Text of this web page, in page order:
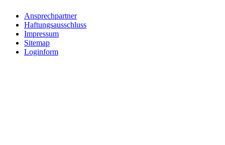
Ansprechpartner
Haftungsausschluss
Impressum
Sitemap
Loginform